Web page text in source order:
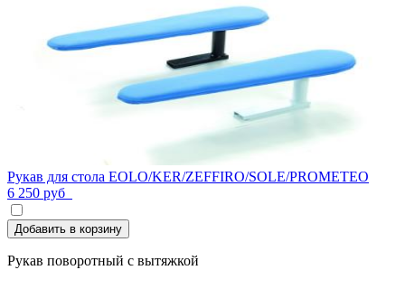
Рукав для стола EOLO/KER/ZEFFIRO/SOLE/PROMETEO
6 250 руб
Добавить в корзину
Рукав поворотный с вытяжкой